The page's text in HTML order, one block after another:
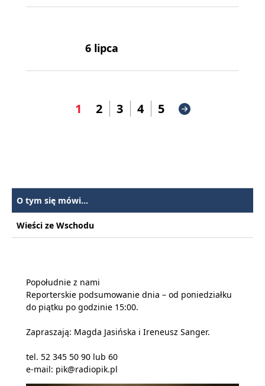
6 lipca
1 2 3 4 5
O tym się mówi...
Wieści ze Wschodu
Popołudnie z nami
Reporterskie podsumowanie dnia – od poniedziałku
do piątku po godzinie 15:00.
Zapraszają: Magda Jasińska i Ireneusz Sanger.
tel. 52 345 50 90 lub 60
e-mail: pik@radiopik.pl